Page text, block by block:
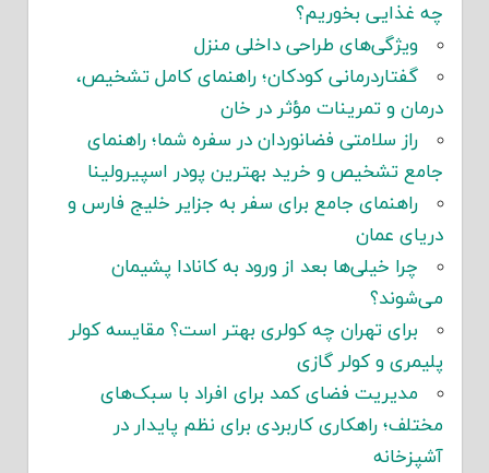
چه غذایی بخوریم؟
ویژگی‌های طراحی داخلی منزل
گفتاردرمانی کودکان؛ راهنمای کامل تشخیص،
درمان و تمرینات مؤثر در خان
راز سلامتی فضانوردان در سفره شما؛ راهنمای
جامع تشخیص و خرید بهترین پودر اسپیرولینا
راهنمای جامع برای سفر به جزایر خلیج فارس و
دریای عمان
چرا خیلی‌ها بعد از ورود به کانادا پشیمان
می‌شوند؟
برای تهران چه کولری بهتر است؟ مقایسه کولر
پلیمری و کولر گازی
مدیریت فضای کمد برای افراد با سبک‌های
مختلف؛ راهکاری کاربردی برای نظم پایدار در
آشپزخانه